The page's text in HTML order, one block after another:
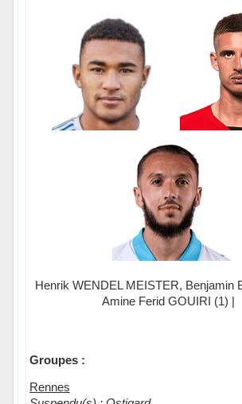
Henrik WENDEL MEISTER, Benjamin
Amine Ferid GOUIRI (1) |
Groupes :
Rennes